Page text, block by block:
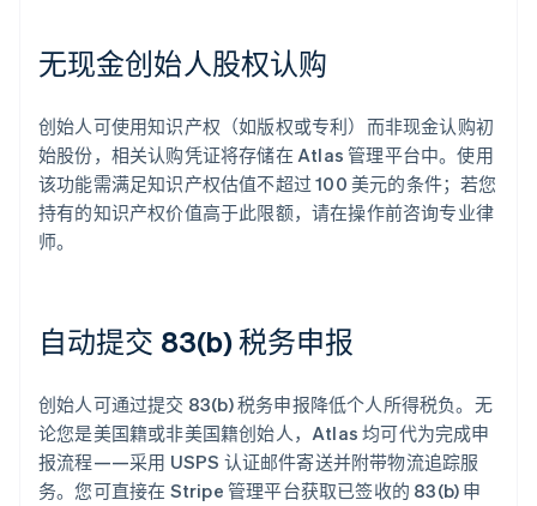
无现金创始人股权认购
创始人可使用知识产权（如版权或专利）而非现金认购初
始股份，相关认购凭证将存储在 Atlas 管理平台中。使用
该功能需满足知识产权估值不超过 100 美元的条件；若您
持有的知识产权价值高于此限额，请在操作前咨询专业律
师。
自动提交 83(b) 税务申报
创始人可通过提交 83(b) 税务申报降低个人所得税负。无
论您是美国籍或非美国籍创始人，Atlas 均可代为完成申
报流程——采用 USPS 认证邮件寄送并附带物流追踪服
务。您可直接在 Stripe 管理平台获取已签收的 83(b) 申